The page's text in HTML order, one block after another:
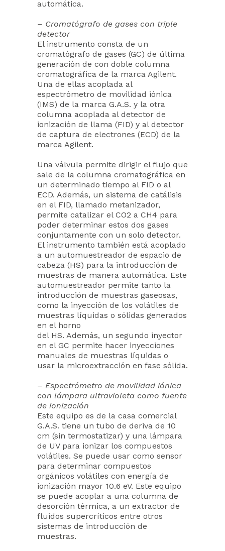
automática.
– Cromatógrafo de gases con triple
detector
El instrumento consta de un
cromatógrafo de gases (GC) de última
generación de con doble columna
cromatográfica de la marca Agilent.
Una de ellas acoplada al
espectrómetro de movilidad iónica
(IMS) de la marca G.A.S. y la otra
columna acoplada al detector de
ionización de llama (FID) y al detector
de captura de electrones (ECD) de la
marca Agilent.
Una válvula permite dirigir el flujo que
sale de la columna cromatográfica en
un determinado tiempo al FID o al
ECD. Además, un sistema de catálisis
en el FID, llamado metanizador,
permite catalizar el CO2 a CH4 para
poder determinar estos dos gases
conjuntamente con un solo detector.
El instrumento también está acoplado
a un automuestreador de espacio de
cabeza (HS) para la introducción de
muestras de manera automática. Este
automuestreador permite tanto la
introducción de muestras gaseosas,
como la inyección de los volátiles de
muestras líquidas o sólidas generados
en el horno
del HS. Además, un segundo inyector
en el GC permite hacer inyecciones
manuales de muestras líquidas o
usar la microextracción en fase sólida.
– Espectrómetro de movilidad iónica
con lámpara ultravioleta como fuente
de ionización
Este equipo es de la casa comercial
G.A.S. tiene un tubo de deriva de 10
cm (sin termostatizar) y una lámpara
de UV para ionizar los compuestos
volátiles. Se puede usar como sensor
para determinar compuestos
orgánicos volátiles con energía de
ionización mayor 10.6 eV. Este equipo
se puede acoplar a una columna de
desorción térmica, a un extractor de
fluidos supercríticos entre otros
sistemas de introducción de
muestras.